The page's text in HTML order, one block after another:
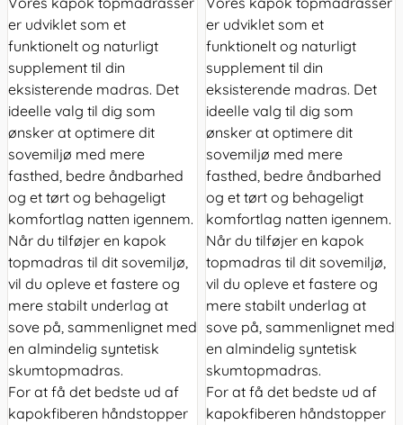
er udviklet som et
funktionelt og naturligt
supplement til din
eksisterende madras. Det
ideelle valg til dig som
ønsker at optimere dit
sovemiljø med mere
fasthed, bedre åndbarhed
og et tørt og behageligt
komfortlag natten igennem.
Når du tilføjer en kapok
topmadras til dit sovemiljø,
vil du opleve et fastere og
mere stabilt underlag at
sove på, sammenlignet med
en almindelig syntetisk
skumtopmadras.
For at få det bedste ud af
kapokfiberen håndstopper
er udviklet som et
funktionelt og naturligt
supplement til din
eksisterende madras. Det
ideelle valg til dig som
ønsker at optimere dit
sovemiljø med mere
fasthed, bedre åndbarhed
og et tørt og behageligt
komfortlag natten igennem.
Når du tilføjer en kapok
topmadras til dit sovemiljø,
vil du opleve et fastere og
mere stabilt underlag at
sove på, sammenlignet med
en almindelig syntetisk
skumtopmadras.
For at få det bedste ud af
kapokfiberen håndstopper